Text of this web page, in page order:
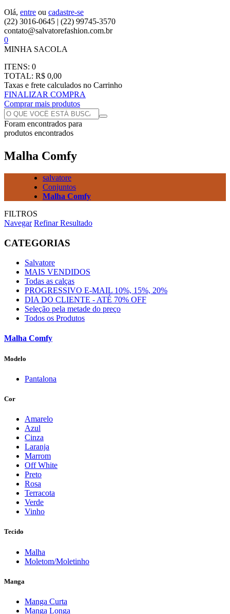
Olá, entre ou cadastre-se
(22) 3016-0645 | (22) 99745-3570
contato@salvatorefashion.com.br
0
MINHA SACOLA
ITENS: 0
TOTAL: R$ 0,00
Taxas e frete calculados no Carrinho
FINALIZAR COMPRA
Comprar mais produtos
Foram encontrados para
produtos encontrados
Malha Comfy
salvatore
Conjuntos
Malha Comfy
FILTROS
Navegar Refinar Resultado
CATEGORIAS
Salvatore
MAIS VENDIDOS
Todas as calças
PROGRESSIVO E-MAIL 10%, 15%, 20%
DIA DO CLIENTE - ATÉ 70% OFF
Seleção pela metade do preço
Todos os Produtos
Malha Comfy
Modelo
Pantalona
Cor
Amarelo
Azul
Cinza
Laranja
Marrom
Off White
Preto
Rosa
Terracota
Verde
Vinho
Tecido
Malha
Moletom/Moletinho
Manga
Manga Curta
Manga Longa